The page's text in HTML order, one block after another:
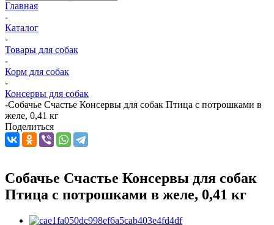
Главная
-
Каталог
-
Товары для собак
-
Корм для собак
-
Консервы для собак
-Собачье Счастье Консервы для собак Птица с потрошками в
желе, 0,41 кг
Поделиться
Собачье Счастье Консервы для собак
Птица с потрошками в желе, 0,41 кг